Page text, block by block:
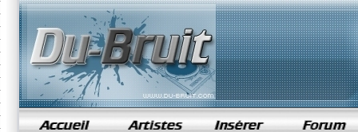
samples de rap